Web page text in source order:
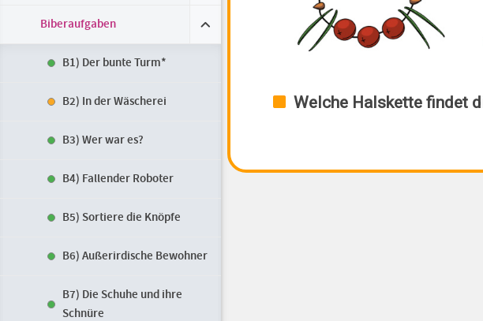
Biberaufgaben
B1) Der bunte Turm*
B2) In der Wäscherei
B3) Wer war es?
B4) Fallender Roboter
B5) Sortiere die Knöpfe
B6) Außerirdische Bewohner
B7) Die Schuhe und ihre
Schnüre